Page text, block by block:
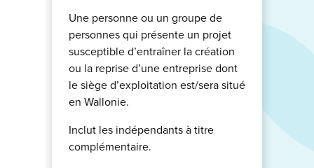
Une personne ou un groupe de
personnes qui présente un projet
susceptible d’entraîner la création
ou la reprise d’une entreprise dont
le siège d’exploitation est/sera situé
en Wallonie.
Inclut les indépendants à titre
complémentaire.